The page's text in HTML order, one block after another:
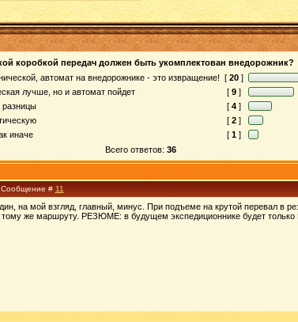
коробкой передач должен быть укомплектован внедорожник?
автомат на внедорожнике - это извращение! [ 20 ]
лучше, но и автомат пойдет [ 9 ]
разницы [ 4 ]
[ 2 ]
иначе [ 1 ]
Всего ответов: 36
Сообщение # 11
на мой взгляд, главный, минус. При подъеме на крутой перевал в
тому же маршруту. РЕЗЮМЕ: в будущем экспедиционнике будет только